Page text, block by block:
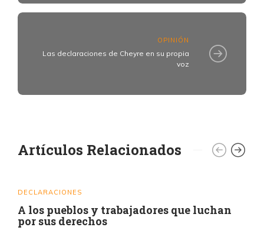
OPINIÓN
Las declaraciones de Cheyre en su propia
voz
Artículos Relacionados
DECLARACIONES
A los pueblos y trabajadores que luchan
por sus derechos